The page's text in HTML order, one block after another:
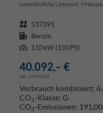
unverbindliche Lieferzeit: 9 Monate
Fahrzeugnr. 537391
Kraftstoff Benzin
Leistung 110 kW (150 PS)
40.092,– €
incl. 19% MwSt.
Verbrauch kombiniert:
CO2-Klasse: G
CO2-Emissionen: